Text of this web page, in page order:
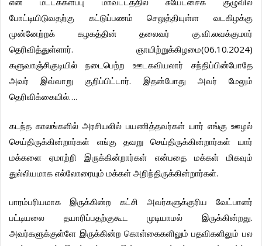
போட்டியிடுவதற்கு
கட்டுப்பணம் செலுத்தியுள்ள
வடகிழக்கு
முன்னேற்றக்
கழகத்தின் தலைவர் கு.வி.லவக்குமார்
தெரிவித்துள்ளார். ஞாயிற்றுக்கிழமை(06.10.2024)
களுவாஞ்சிகுடியில்
நடைபெற்ற ஊடகவியலார்
சந்திப்பின்போதே
அவர்
இவ்வாறு குறிப்பிட்டார். இதன்போது அவர்
மேலும்
தெரிவிக்கையில்….
கடந்த காலங்களில் அரசியலில் பயணித்தவர்கள் யார் எங்கு ஊழல்
செய்திருக்கின்றார்கள்
எங்கு தவறு செய்திருக்கின்றார்கள்
யார்
மக்களை
ஏமாற்றி இருக்கின்றார்கள் என்பதை மக்கள்
மிகவும்
துல்லியமாக எல்லோரையும் மக்கள் அறிந்திருக்கின்றார்கள்.
பாரம்பரியமாக இருக்கின்ற கட்சி அவர்களுக்குரிய
வேட்பாளர்
பட்டியலை
தயாரிப்பதற்குகூட முடியாமல் இருக்கின்றது.
அவர்களுக்குள்ளே இருக்கின்ற கொள்கைகளிலும் பதவிகளிலும் பல